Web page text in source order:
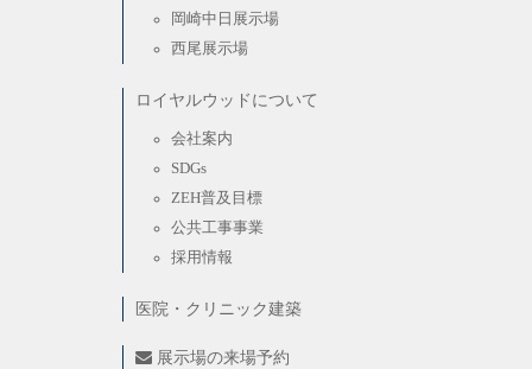
岡崎中日展示場
西尾展示場
ロイヤルウッドについて
会社案内
SDGs
ZEH普及目標
公共工事事業
採用情報
医院・クリニック建築
展示場の来場予約